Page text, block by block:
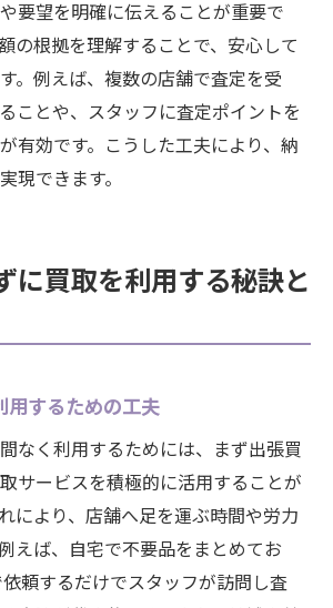
要望を明確に伝えることが重要で
の根拠を理解することで、安心して
。例えば、複数の店舗で査定を受
ことや、スタッフに査定ポイントを
有効です。こうした工夫により、納
現できます。
に買取を利用する秘訣と
用するための工夫
なく利用するためには、まず出張買
サービスを積極的に活用することが
により、店舗へ足を運ぶ時間や労力
えば、自宅で不要品をまとめてお
頼するだけでスタッフが訪問し査